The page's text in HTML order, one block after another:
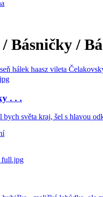
Básničky /
hálek haasz vileta
. . .
bych světa kraj, šel s hlavou